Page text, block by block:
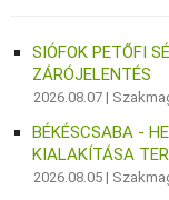
SIÓFOK PETŐFI
ZÁRÓJELENTÉS
2026.08.07 |
BÉKÉSCSABA -
KIALAKÍTÁSA
2026.08.05 |